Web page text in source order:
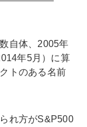
自体、2005年
年5月）に算
トのある名前
れ方がS&P500